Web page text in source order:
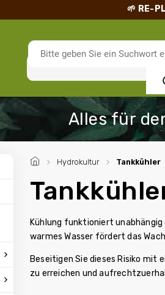
🌱 RE-
/ Hydrokultur / Tankkühler
Kühlung funktioniert
warmes Wasser fördert das
Beseitigen Sie dieses Risiko mit
zu erreichen und